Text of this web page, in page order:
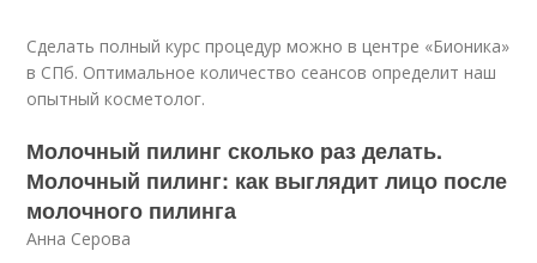
Cделать полный курс процедур можно в центре «Бионика»
в СПб. Оптимальное количество сеансов определит наш
опытный косметолог.
Молочный пилинг сколько раз делать.
Молочный пилинг: как выглядит лицо после
молочного пилинга
Анна Серова